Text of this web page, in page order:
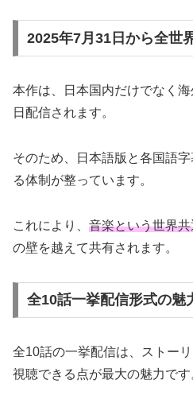
2025年7月31日から全世
本作は、日本国内だけでなく
日配信されます。
そのため、日本語版と各国語
る体制が整っています。
これにより、 音楽という世界
の壁を越えて共有されます。
全10話一挙配信形式の魅
全10話の一挙配信は、ストー
視聴できる点が最大の魅力です